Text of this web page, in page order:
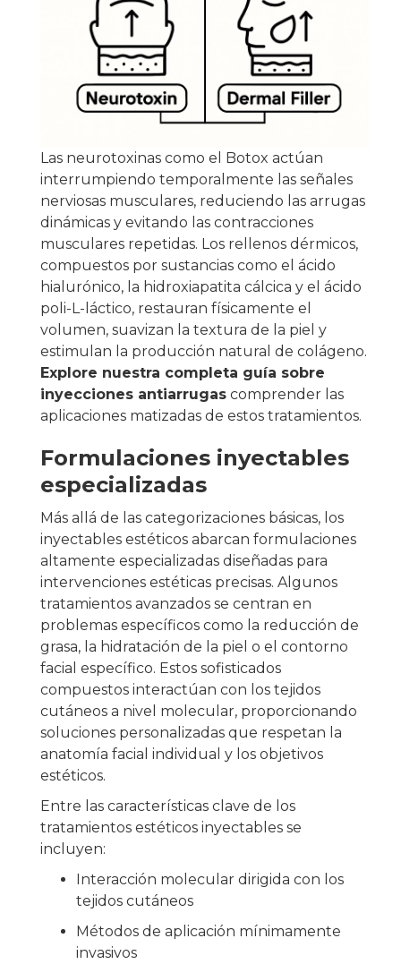
Las neurotoxinas como el Botox actúan
interrumpiendo temporalmente las señales
nerviosas musculares, reduciendo las arrugas
dinámicas y evitando las contracciones
musculares repetidas. Los rellenos dérmicos,
compuestos por sustancias como el ácido
hialurónico, la hidroxiapatita cálcica y el ácido
poli-L-láctico, restauran físicamente el
volumen, suavizan la textura de la piel y
estimulan la producción natural de colágeno.
Explore nuestra completa guía sobre
inyecciones antiarrugas comprender las
aplicaciones matizadas de estos tratamientos.
Formulaciones inyectables
especializadas
Más allá de las categorizaciones básicas, los
inyectables estéticos abarcan formulaciones
altamente especializadas diseñadas para
intervenciones estéticas precisas. Algunos
tratamientos avanzados se centran en
problemas específicos como la reducción de
grasa, la hidratación de la piel o el contorno
facial específico. Estos sofisticados
compuestos interactúan con los tejidos
cutáneos a nivel molecular, proporcionando
soluciones personalizadas que respetan la
anatomía facial individual y los objetivos
estéticos.
Entre las características clave de los
tratamientos estéticos inyectables se
incluyen:
Interacción molecular dirigida con los
tejidos cutáneos
Métodos de aplicación mínimamente
invasivos